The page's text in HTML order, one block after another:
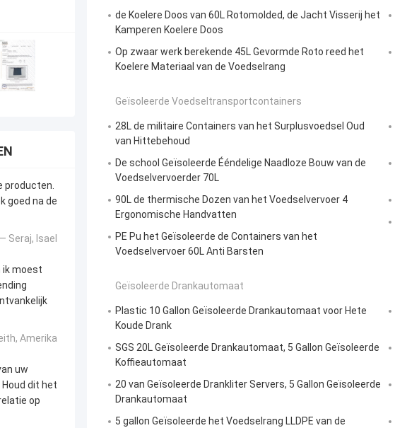
producten.
goed na de
Seraj, Isael
ik moest
Amerika
uw
dit het
op
de Koelere Doos van 60L Rotomolded, de Jacht Visserij het
Kamperen Koelere Doos
Op zwaar werk berekende 45L Gevormde Roto reed het
Koelere Materiaal van de Voedselrang
Geïsoleerde Voedseltransportcontainers
28L de militaire Containers van het Surplusvoedsel Oud
van Hittebehoud
De school Geïsoleerde Ééndelige Naadloze Bouw van de
Voedselvervoerder 70L
90L de thermische Dozen van het Voedselvervoer 4
Ergonomische Handvatten
PE Pu het Geïsoleerde de Containers van het
Voedselvervoer 60L Anti Barsten
Geïsoleerde Drankautomaat
Plastic 10 Gallon Geïsoleerde Drankautomaat voor Hete
Koude Drank
SGS 20L Geïsoleerde Drankautomaat, 5 Gallon Geïsoleerde
Koffieautomaat
20 van Geïsoleerde Drankliter Servers, 5 Gallon Geïsoleerde
Drankautomaat
5 gallon Geïsoleerde het Voedselrang LLDPE van de